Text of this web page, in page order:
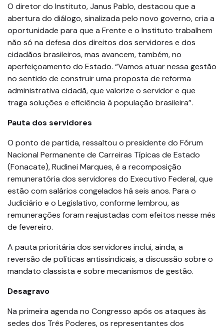
O diretor do Instituto, Janus Pablo, destacou que a
abertura do diálogo, sinalizada pelo novo governo, cria a
oportunidade para que a Frente e o Instituto trabalhem
não só na defesa dos direitos dos servidores e dos
cidadãos brasileiros, mas avancem, também, no
aperfeiçoamento do Estado. “Vamos atuar nessa gestão
no sentido de construir uma proposta de reforma
administrativa cidadã, que valorize o servidor e que
traga soluções e eficiência à população brasileira”.
Pauta dos servidores
O ponto de partida, ressaltou o presidente do Fórum
Nacional Permanente de Carreiras Típicas de Estado
(Fonacate), Rudinei Marques, é a recomposição
remuneratória dos servidores do Executivo Federal, que
estão com salários congelados há seis anos. Para o
Judiciário e o Legislativo, conforme lembrou, as
remunerações foram reajustadas com efeitos nesse mês
de fevereiro.
A pauta prioritária dos servidores inclui, ainda, a
reversão de políticas antissindicais, a discussão sobre o
mandato classista e sobre mecanismos de gestão.
Desagravo
Na primeira agenda no Congresso após os ataques às
sedes dos Três Poderes, os representantes dos